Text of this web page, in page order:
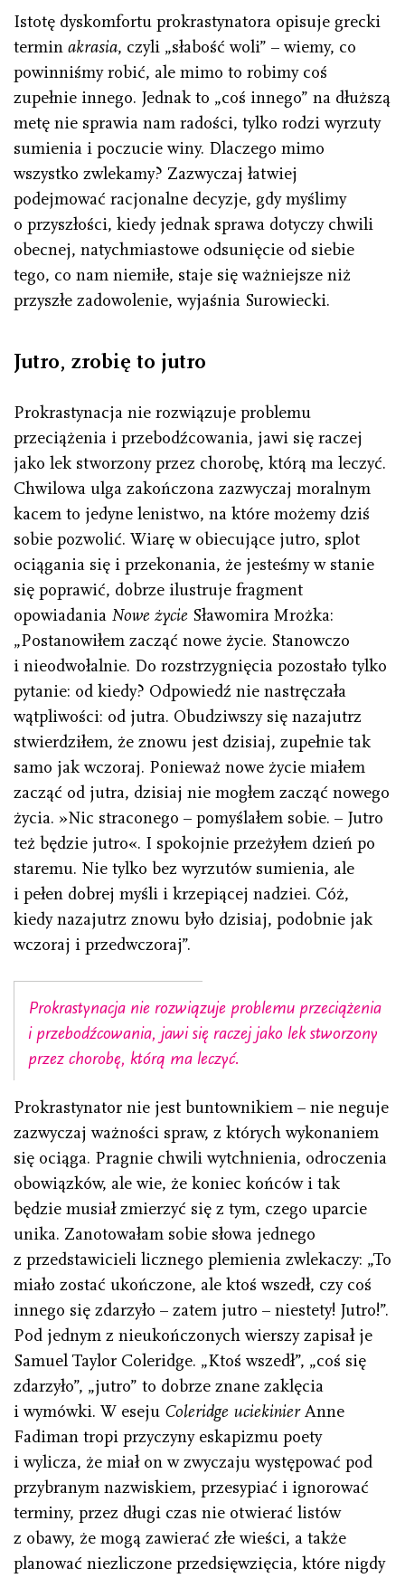
Istotę dyskomfortu prokrastynatora opisuje grecki
termin akrasia, czyli „słabość woli” – wiemy, co
powinniśmy robić, ale mimo to robimy coś
zupełnie innego. Jednak to „coś innego” na dłuższą
metę nie sprawia nam radości, tylko rodzi wyrzuty
sumienia i poczucie winy. Dlaczego mimo
wszystko zwlekamy? Zazwyczaj łatwiej
podejmować racjonalne decyzje, gdy myślimy
o przyszłości, kiedy jednak sprawa dotyczy chwili
obecnej, natychmiastowe odsunięcie od siebie
tego, co nam niemiłe, staje się ważniejsze niż
przyszłe zadowolenie, wyjaśnia Surowiecki.
Jutro, zrobię to jutro
Prokrastynacja nie rozwiązuje problemu
przeciążenia i przebodźcowania, jawi się raczej
jako lek stworzony przez chorobę, którą ma leczyć.
Chwilowa ulga zakończona zazwyczaj moralnym
kacem to jedyne lenistwo, na które możemy dziś
sobie pozwolić. Wiarę w obiecujące jutro, splot
ociągania się i przekonania, że jesteśmy w stanie
się poprawić, dobrze ilustruje fragment
opowiadania Nowe życie Sławomira Mrożka:
„Postanowiłem zacząć nowe życie. Stanowczo
i nieodwołalnie. Do rozstrzygnięcia pozostało tylko
pytanie: od kiedy? Odpowiedź nie nastręczała
wątpliwości: od jutra. Obudziwszy się nazajutrz
stwierdziłem, że znowu jest dzisiaj, zupełnie tak
samo jak wczoraj. Ponieważ nowe życie miałem
zacząć od jutra, dzisiaj nie mogłem zacząć nowego
życia. »Nic straconego – pomyślałem sobie. – Jutro
też będzie jutro«. I spokojnie przeżyłem dzień po
staremu. Nie tylko bez wyrzutów sumienia, ale
i pełen dobrej myśli i krzepiącej nadziei. Cóż,
kiedy nazajutrz znowu było dzisiaj, podobnie jak
wczoraj i przedwczoraj”.
Prokrastynacja nie rozwiązuje problemu przeciążenia
i przebodźcowania, jawi się raczej jako lek stworzony
przez chorobę, którą ma leczyć.
Prokrastynator nie jest buntownikiem – nie neguje
zazwyczaj ważności spraw, z których wykonaniem
się ociąga. Pragnie chwili wytchnienia, odroczenia
obowiązków, ale wie, że koniec końców i tak
będzie musiał zmierzyć się z tym, czego uparcie
unika. Zanotowałam sobie słowa jednego
z przedstawicieli licznego plemienia zwlekaczy: „To
miało zostać ukończone, ale ktoś wszedł, czy coś
innego się zdarzyło – zatem jutro – niestety! Jutro!”.
Pod jednym z nieukończonych wierszy zapisał je
Samuel Taylor Coleridge. „Ktoś wszedł”, „coś się
zdarzyło”, „jutro” to dobrze znane zaklęcia
i wymówki. W eseju Coleridge uciekinierAnne
Fadiman tropi przyczyny eskapizmu poety
i wylicza, że miał on w zwyczaju występować pod
przybranym nazwiskiem, przesypiać i ignorować
terminy, przez długi czas nie otwierać listów
z obawy, że mogą zawierać złe wieści, a także
planować niezliczone przedsięwzięcia, które nigdy